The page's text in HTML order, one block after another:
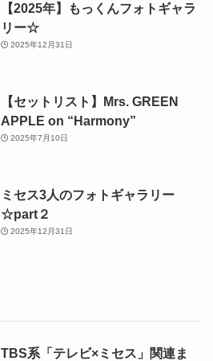
【2025年】もっくんフォトギャラ
リー☆
2025年12月31日
【セットリスト】Mrs. GREEN
APPLE on “Harmony”
2025年7月10日
ミセス3人のフォトギャラリー
☆part２
2025年12月31日
TBS系「テレビ×ミセス」関連ま